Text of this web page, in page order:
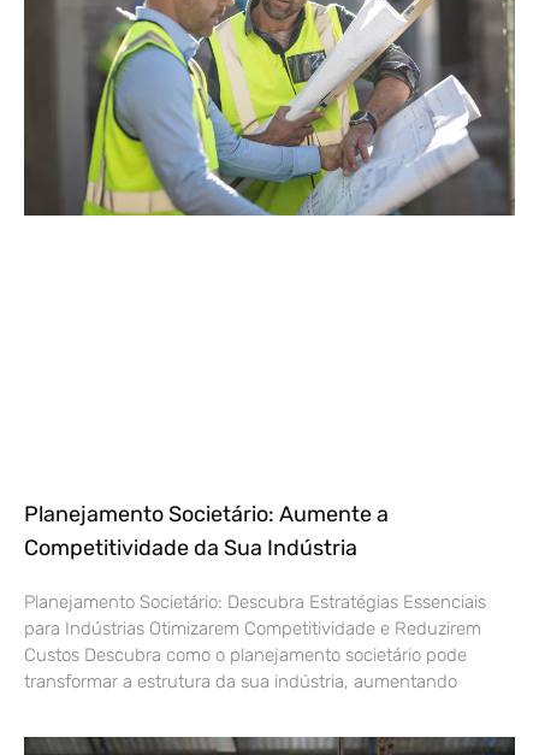
Planejamento Societário: Aumente a
Competitividade da Sua Indústria
Planejamento Societário: Descubra Estratégias Essenciais
para Indústrias Otimizarem Competitividade e Reduzirem
Custos Descubra como o planejamento societário pode
transformar a estrutura da sua indústria, aumentando